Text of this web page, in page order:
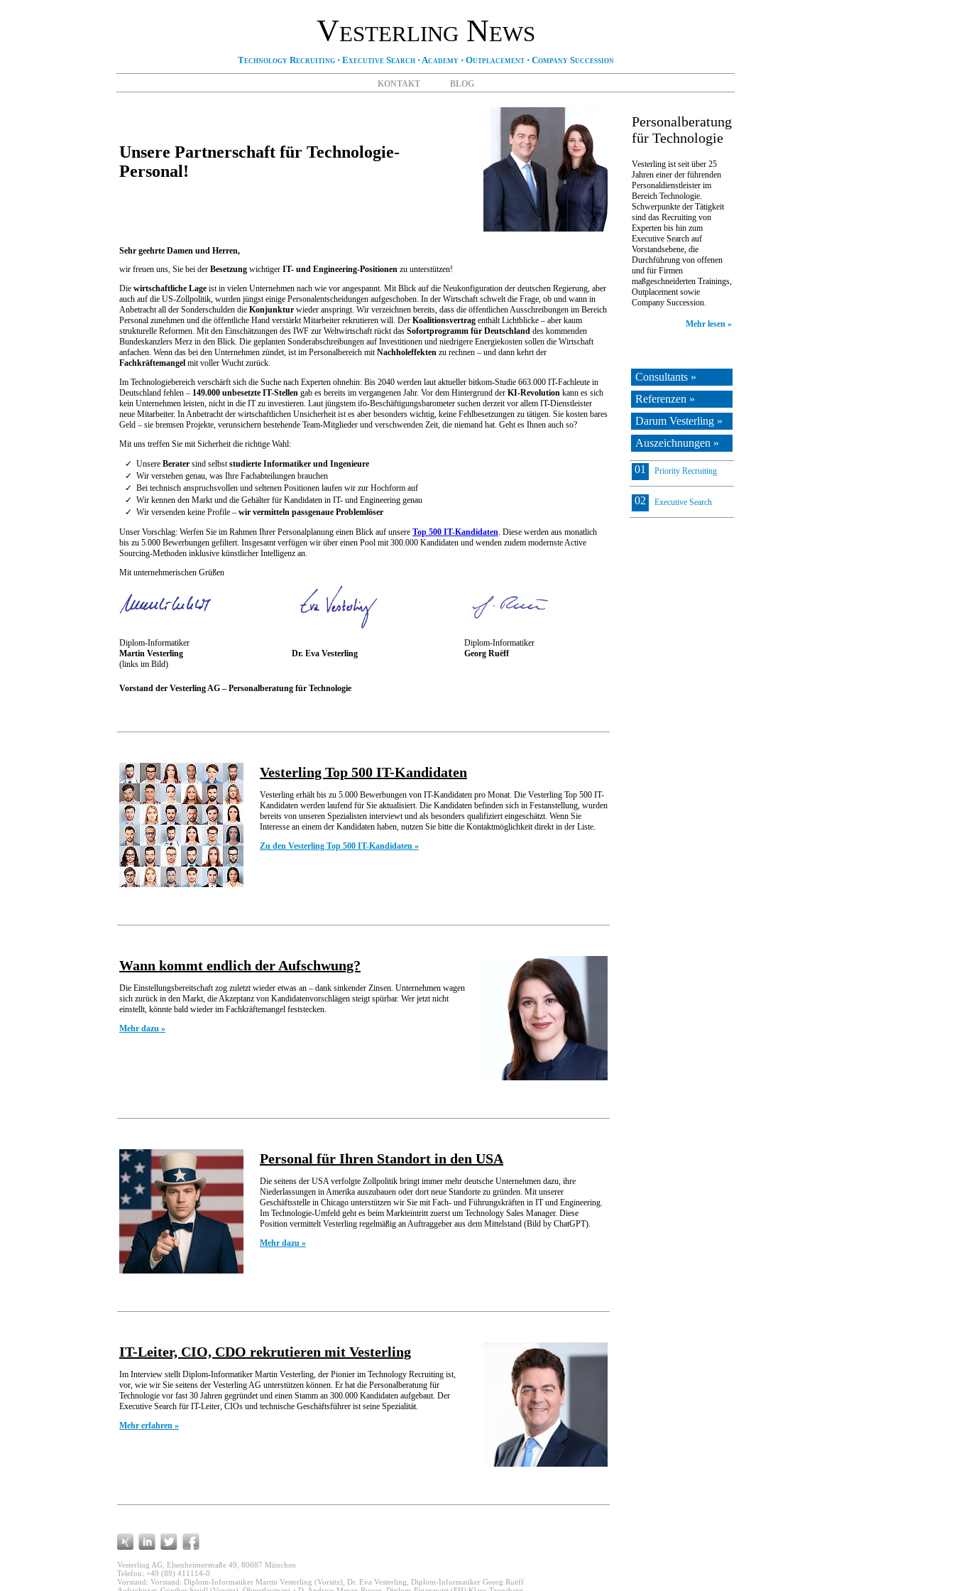
Vesterling News
Technology Recruiting ⋅ Executive Search ⋅Academy ⋅ Outplacement ⋅ Company Succession
KONTAKT BLOG
Unsere Partnerschaft für Technologie-
Personal!
Sehr geehrte Damen und Herren,
wir freuen uns, Sie bei der Besetzung wichtiger IT- und Engineering-Positionen zu unterstützen!
Die wirtschaftliche Lage ist in vielen Unternehmen nach wie vor angespannt. Mit Blick auf die Neukonfiguration der deutschen Regierung, aber
auch auf die US-Zollpolitik, wurden jüngst einige Personalentscheidungen aufgeschoben. In der Wirtschaft schwelt die Frage, ob und wann in
Anbetracht all der Sonderschulden die Konjunktur wieder anspringt. Wir verzeichnen bereits, dass die öffentlichen Ausschreibungen im Bereich
Personal zunehmen und die öffentliche Hand verstärkt Mitarbeiter rekrutieren will. Der Koalitionsvertrag enthält Lichtblicke – aber kaum
strukturelle Reformen. Mit den Einschätzungen des IWF zur Weltwirtschaft rückt das Sofortprogramm für Deutschland des kommenden
Bundeskanzlers Merz in den Blick. Die geplanten Sonderabschreibungen auf Investitionen und niedrigere Energiekosten sollen die Wirtschaft
anfachen. Wenn das bei den Unternehmen zündet, ist im Personalbereich mitNachholeffekten zu rechnen – und dann kehrt der
Fachkräftemangel mit voller Wucht zurück.
Im Technologiebereich verschärft sich die Suche nach Experten ohnehin: Bis 2040 werden laut aktueller bitkom-Studie 663.000 IT-Fachleute in
Deutschland fehlen – 149.000 unbesetzte IT-Stellen gab es bereits im vergangenen Jahr. Vor dem Hintergrund der KI-Revolution kann es sich
kein Unternehmen leisten, nicht in die IT zu investieren. Laut jüngstem ifo-Beschäftigungsbarometer suchen derzeit vor allem IT-Dienstleister
neue Mitarbeiter. In Anbetracht der wirtschaftlichen Unsicherheit ist es aber besonders wichtig, keine Fehlbesetzungen zu tätigen. Sie kosten bares
Geld – sie bremsen Projekte, verunsichern bestehende Team-Mitglieder und verschwenden Zeit, die niemand hat. Geht es Ihnen auch so?
Mit uns treffen Sie mit Sicherheit die richtige Wahl:
✓ Unsere Berater sind selbststudierte Informatiker und Ingenieure
✓ Wir verstehen genau, was Ihre Fachabteilungen brauchen
✓ Bei technisch anspruchsvollen und seltenen Positionen laufen wir zur Hochform auf
✓ Wir kennen den Markt und die Gehälter für Kandidaten in IT- und Engineering genau
✓ Wir versenden keine Profile – wir vermitteln passgenaue Problemlöser
Unser Vorschlag: Werfen Sie im Rahmen Ihrer Personalplanung einen Blick auf unsere Top 500 IT-Kandidaten. Diese werden aus monatlich
bis zu 5.000 Bewerbungen gefiltert. Insgesamt verfügen wir über einen Pool mit 300.000 Kandidaten und wenden zudem modernste Active
Sourcing-Methoden inklusive künstlicher Intelligenz an.
Mit unternehmerischen Grüßen
Diplom-Informatiker
Martin Vesterling
(links im Bild)
Dr. Eva Vesterling
Diplom-Informatiker
Georg Ruëff
Vorstand der Vesterling AG – Personalberatung für Technologie
Vesterling Top 500 IT-Kandidaten
Vesterling erhält bis zu 5.000 Bewerbungen von IT-Kandidaten pro Monat. Die Vesterling Top 500 IT-
Kandidaten werden laufend für Sie aktualisiert. Die Kandidaten befinden sich in Festanstellung, wurden
bereits von unseren Spezialisten interviewt und als besonders qualifiziert eingeschätzt. Wenn Sie
Interesse an einem der Kandidaten haben, nutzen Sie bitte die Kontaktmöglichkeit direkt in der Liste.
Zu den Vesterling Top 500 IT-Kandidaten »
Wann kommt endlich der Aufschwung?
Die Einstellungsbereitschaft zog zuletzt wieder etwas an – dank sinkender Zinsen. Unternehmen wagen
sich zurück in den Markt, die Akzeptanz von Kandidatenvorschlägen steigt spürbar. Wer jetzt nicht
einstellt, könnte bald wieder im Fachkräftemangel feststecken.
Mehr dazu »
Personal für Ihren Standort in den USA
Die seitens der USA verfolgte Zollpolitik bringt immer mehr deutsche Unternehmen dazu, ihre
Niederlassungen in Amerika auszubauen oder dort neue Standorte zu gründen. Mit unserer
Geschäftsstelle in Chicago unterstützen wir Sie mit Fach- und Führungskräften in IT und Engineering.
Im Technologie-Umfeld geht es beim Markteintritt zuerst um Technology Sales Manager. Diese
Position vermittelt Vesterling regelmäßig an Auftraggeber aus dem Mittelstand (Bild by ChatGPT).
Mehr dazu »
IT-Leiter, CIO, CDO rekrutieren mit Vesterling
Im Interview stellt Diplom-Informatiker Martin Vesterling, der Pionier im Technology Recruiting ist,
vor, wie wir Sie seitens der Vesterling AG unterstützen können. Er hat die Personalberatung für
Technologie vor fast 30 Jahren gegründet und einen Stamm an 300.000 Kandidaten aufgebaut. Der
Executive Search für IT-Leiter, CIOs und technische Geschäftsführer ist seine Spezialität.
Mehr erfahren »
Vesterling AG, Elsenheimerstraße 49, 80687 München
Telefon: +49 (89) 411114-0
Vorstand: Vorstand: Diplom-Informatiker Martin Vesterling (Vorsitz), Dr. Eva Vesterling, Diplom-Informatiker Georg Ruëff
Personalberatung
für Technologie
Vesterling ist seit über 25
Jahren einer der führenden
Personaldienstleister im
Bereich Technologie.
Schwerpunkte der Tätigkeit
sind das Recruiting von
Experten bis hin zum
Executive Search auf
Vorstandsebene, die
Durchführung von offenen
und für Firmen
maßgeschneiderten Trainings,
Outplacement sowie
Company Succession.
Mehr lesen »
Consultants »
Referenzen »
Darum Vesterling »
Auszeichnungen »
01 Priority Recruiting
02 Executive Search